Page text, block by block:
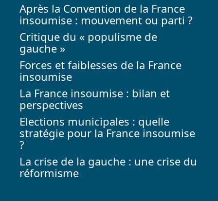
Après la Convention de la France
insoumise : mouvement ou parti ?
Critique du « populisme de
gauche »
Forces et faiblesses de la France
insoumise
La France insoumise : bilan et
perspectives
Elections municipales : quelle
stratégie pour la France insoumise
?
La crise de la gauche : une crise du
réformisme